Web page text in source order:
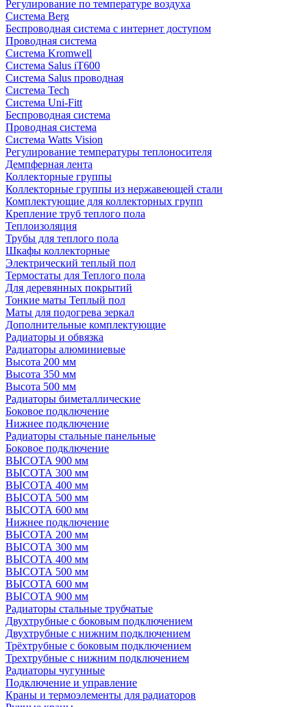
Регулирование по температуре воздуха
Система Berg
Беспроводная система с интернет доступом
Проводная система
Система Kromwell
Система Salus iT600
Система Salus проводная
Система Tech
Система Uni-Fitt
Беспроводная система
Проводная система
Система Watts Vision
Регулирование температуры теплоносителя
Демпферная лента
Коллекторные группы
Коллекторные группы из нержавеющей стали
Комплектующие для коллекторных групп
Крепление труб теплого пола
Теплоизоляция
Трубы для теплого пола
Шкафы коллекторные
Электрический теплый пол
Термостаты для Теплого пола
Для деревянных покрытий
Тонкие маты Теплый пол
Маты для подогрева зеркал
Дополнительные комплектующие
Радиаторы и обвязка
Радиаторы алюминиевые
Высота 200 мм
Высота 350 мм
Высота 500 мм
Радиаторы биметаллические
Боковое подключение
Нижнее подключение
Радиаторы стальные панельные
Боковое подключение
ВЫСОТА 900 мм
ВЫСОТА 300 мм
ВЫСОТА 400 мм
ВЫСОТА 500 мм
ВЫСОТА 600 мм
Нижнее подключение
ВЫСОТА 200 мм
ВЫСОТА 300 мм
ВЫСОТА 400 мм
ВЫСОТА 500 мм
ВЫСОТА 600 мм
ВЫСОТА 900 мм
Радиаторы стальные трубчатые
Двухтрубные с боковым подключением
Двухтрубные с нижним подключением
Трёхтрубные с боковым подключением
Трехтрубные с нижним подключением
Радиаторы чугунные
Подключение и управление
Краны и термоэлементы для радиаторов